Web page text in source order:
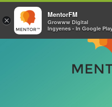
×
MentorFM
Growww Digital
Ingyenes - In Google